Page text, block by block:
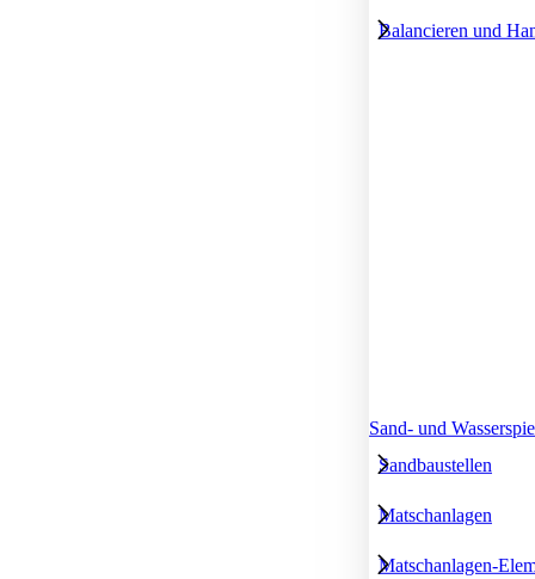
Balancieren und
Sand- und
Sandbaustellen
Matschanlagen
Matschanlagen-